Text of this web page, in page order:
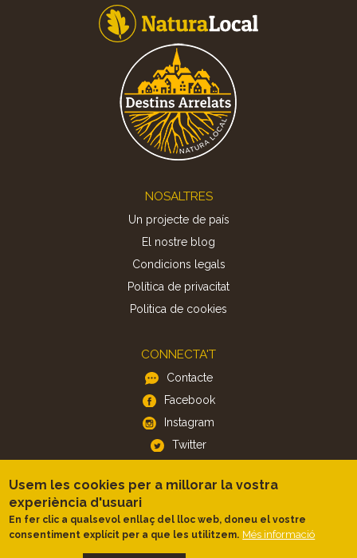
NOSALTRES
Un projecte de país
El nostre blog
Condicions legals
Política de privacitat
Politica de cookies
CONNECTA'T
Contacte
Facebook
Instagram
Twitter
APP
iOS
Android
Usem les cookies per a millorar la vostra
experiència d'usuari
En fer clic a qualsevol enllaç del lloc web, doneu el vostre
consentiment explícit per a que les utilitzem. Més informació